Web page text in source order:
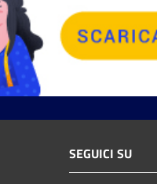
SEGUICI SU